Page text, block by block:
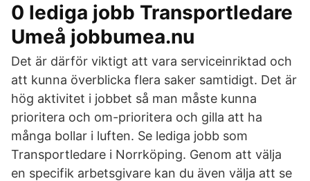
0 lediga jobb Transportledare
Umeå jobbumea.nu
Det är därför viktigt att vara serviceinriktad och
att kunna överblicka flera saker samtidigt. Det är
hög aktivitet i jobbet så man måste kunna
prioritera och om-prioritera och gilla att ha
många bollar i luften. Se lediga jobb som
Transportledare i Norrköping. Genom att välja
en specifik arbetsgivare kan du även välja att se